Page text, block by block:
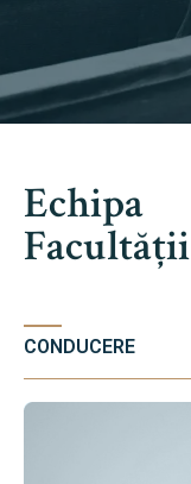
Echipa
Facultății
CONDUCERE